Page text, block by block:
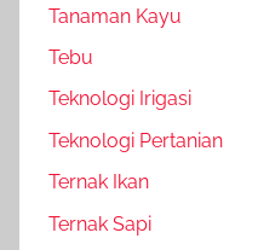
Tanaman Kayu
Tebu
Teknologi Irigasi
Teknologi Pertanian
Ternak Ikan
Ternak Sapi